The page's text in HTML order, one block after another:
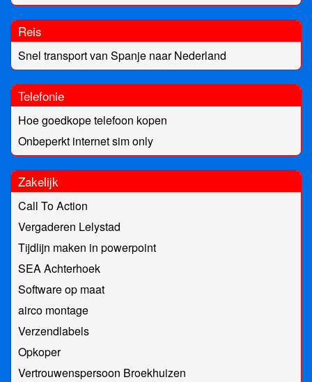
Reis
Snel transport van Spanje naar Nederland
Telefonie
Hoe goedkope telefoon kopen
Onbeperkt internet sim only
Zakelijk
Call To Action
Vergaderen Lelystad
Tijdlijn maken in powerpoint
SEA Achterhoek
Software op maat
airco montage
Verzendlabels
Opkoper
Vertrouwenspersoon Broekhuizen